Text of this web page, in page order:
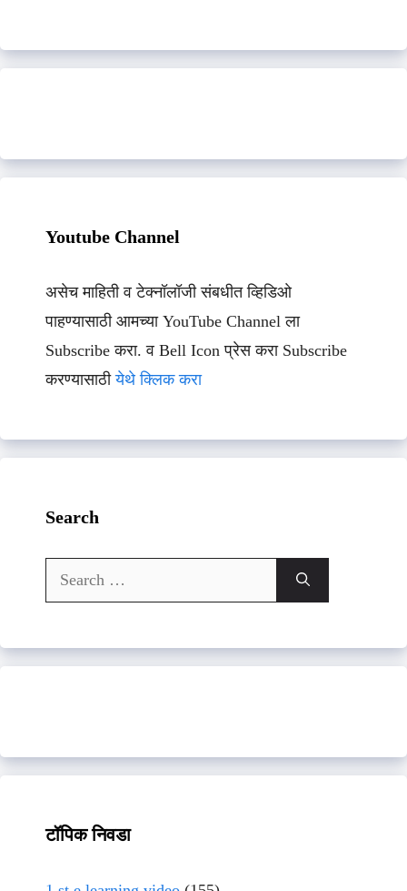
Youtube Channel
असेच माहिती व टेक्नॉलॉजी संबधीत व्हिडिओ
पाहण्यासाठी आमच्या YouTube Channel ला
Subscribe करा. व Bell Icon प्रेस करा Subscribe
करण्यासाठीयेथे क्लिक करा
Search
Search
for:
टॉपिक निवडा